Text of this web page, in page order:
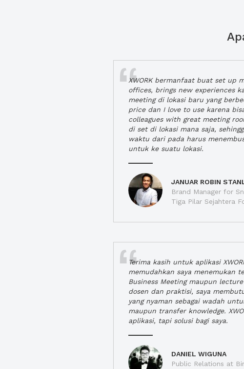
XWORK bermanfaat buat set up
offices, brings new experiences
meeting di lokasi baru yang
price dan I love to use karena
colleagues with great meeting
di set di lokasi mana saja,
waktu dari pada harus
untuk ke suatu lokasi.
JANUAR ROBIN
Brand Manager for
Tiga Pilar Sejahtera
Terima kasih untuk aplikasi
memudahkan saya menemukan
Business Meeting maupun
dosen dan praktisi, saya
yang nyaman sebagai wadah
maupun transfer knowledge.
aplikasi, tapi solusi bagi saya.
DANIEL WIGUNA
Public Relations at